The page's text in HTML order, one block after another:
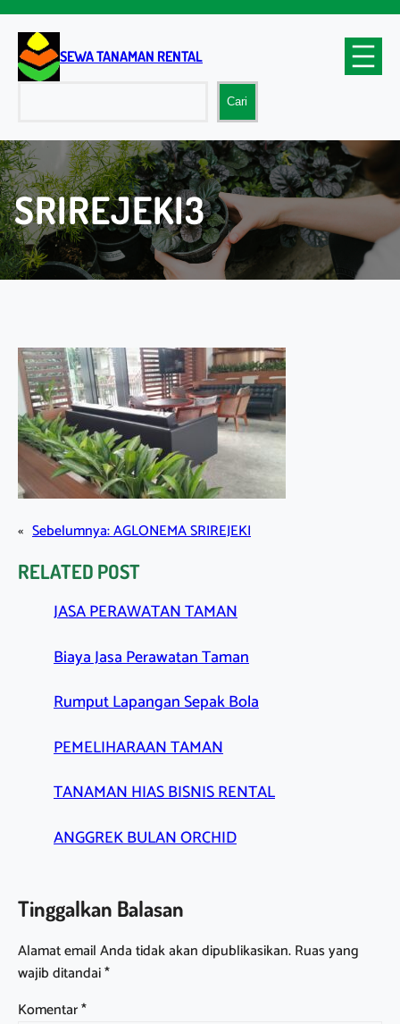
Lewati
konten
SEWA TANAMAN RENTAL
Cari
SRIREJEKI3
« Sebelumnya:AGLONEMA SRIREJEKI
RELATED POST
JASA PERAWATAN TAMAN
Biaya Jasa Perawatan Taman
Rumput Lapangan Sepak Bola
PEMELIHARAAN TAMAN
TANAMAN HIAS BISNIS RENTAL
ANGGREK BULAN ORCHID
Tinggalkan Balasan
Alamat email Anda tidak akan dipublikasikan.Ruas yang
wajib ditandai*
Komentar*